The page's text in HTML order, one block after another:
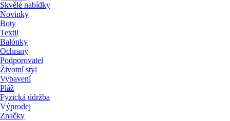
Skvělé nabídky
Novinky
Boty
Textil
Balónky
Ochrany
Podporovatel
Životní styl
Vybavení
Pláž
Fyzická údržba
Výprodej
Značky